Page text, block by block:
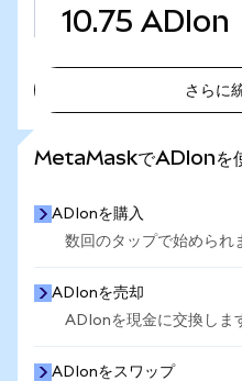
10.75 ADIon
さらに
MetaMaskでADIonを
ADIonを購入
数回のタップで始められ
ADIonを売却
ADIonを現金に交換しま
ADIonをスワップ